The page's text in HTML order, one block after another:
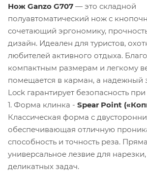
Нож Ganzo G707 — это складной
полуавтоматический нож с
сочетающий эргономику,
дизайн. Идеален для туристов,
любителей активного отдыха.
компактным размерам и легкому
помещается в карман, а надежный
Lock гарантирует безопасность
1. Форма клинка - Spear Point
Классическая форма с
обеспечивающая отличную
способность и точность реза.
универсальное лезвие для
деликатных задач.